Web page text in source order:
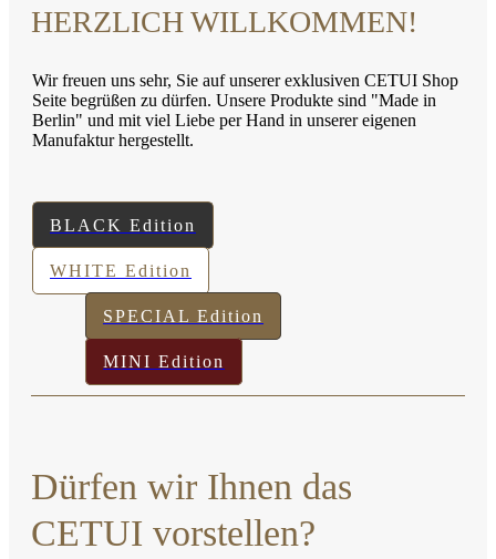
HERZLICH WILLKOMMEN!
Wir freuen uns sehr, Sie auf unserer exklusiven CETUI Shop
Seite begrüßen zu dürfen. Unsere Produkte sind "Made in
Berlin" und mit viel Liebe per Hand in unserer eigenen
Manufaktur hergestellt.
BLACK Edition
WHITE Edition
SPECIAL Edition
MINI Edition
Dürfen wir Ihnen das
CETUI vorstellen?